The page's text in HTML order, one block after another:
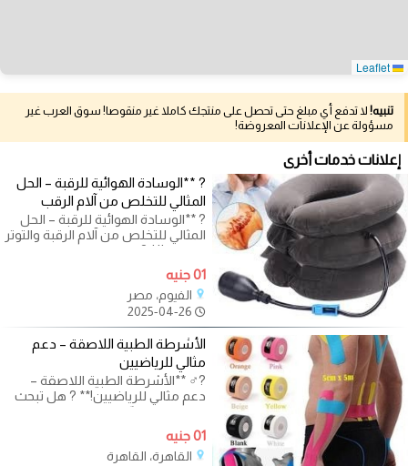
تنبيه! لا تدفع أي مبلغ حتى تحصل على منتجك كاملا غير منقوصا! سوق العرب غير
مسؤولة عن الإعلانات المعروضة!
إعلانات خدمات أخرى
?️ **الوسادة الهوائية للرقبة – الحل
المثالي للتخلص من آلام الرقب
?️ **الوسادة الهوائية للرقبة – الحل
المثالي للتخلص من آلام الرقبة والتوتر
العضلي!** ?‍♂️ هل
01 جنيه
الفيوم، مصر
الأشرطة الطبية اللاصقة – دعم
مثالي للرياضيين
?‍♂️ **الأشرطة الطبية اللاصقة –
دعم مثالي للرياضيين!** ? هل تبحث
عن طريقة فعّالة لتقليل الإصابات
01 جنيه
القاهرة، القاهرة